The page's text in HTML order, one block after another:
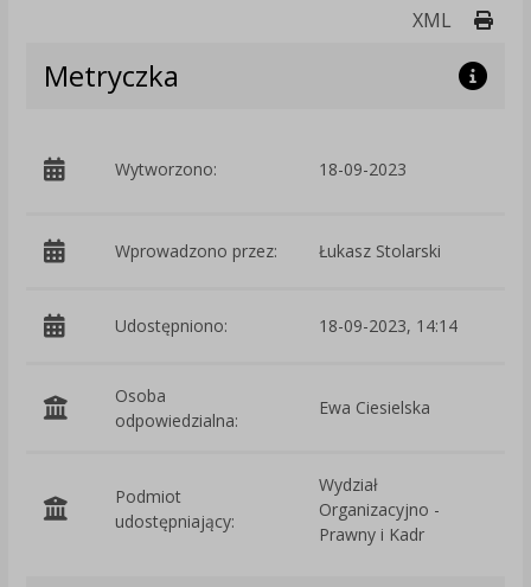
XML
Metryczka
Wytworzono: 18-09-2023
Wprowadzono przez: Łukasz Stolarski
Udostępniono: 18-09-2023, 14:14
Osoba
odpowiedzialna:
Ewa Ciesielska
Podmiot
udostępniający:
Wydział
Organizacyjno -
Prawny i Kadr